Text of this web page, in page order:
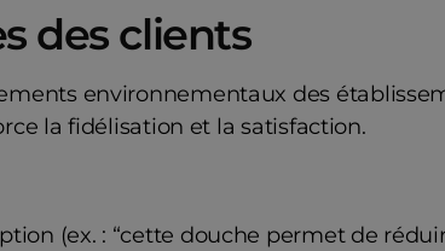
des clients
environnementaux des
la fidélisation et la satisfaction.
(ex. : “cette douche permet de